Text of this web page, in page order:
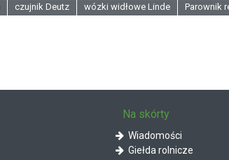
czujnik Deutz wózki widłowe Linde Parownik
Na skórty
Wiadomości
Giełda rolnicze